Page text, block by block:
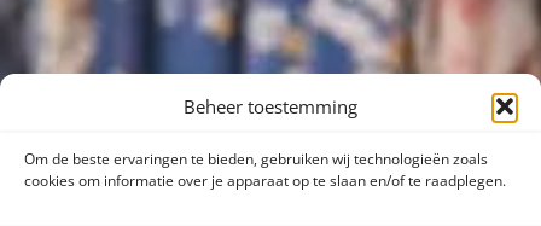
Beheer toestemming
Om de beste ervaringen te bieden, gebruiken wij technologieën zoals
cookies om informatie over je apparaat op te slaan en/of te raadplegen.